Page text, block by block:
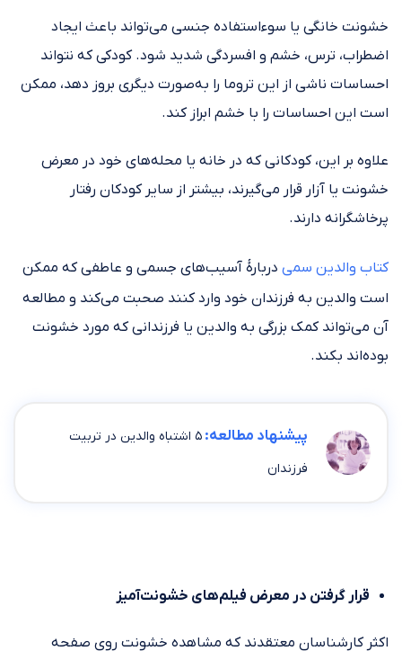
خشونت خانگی یا سوء‌استفاده جنسی می‌تواند باعث ایجاد
اضطراب، ترس، خشم و افسردگی شدید شود. کودکی که نتواند
احساسات ناشی از این تروما را به‌صورت دیگری بروز دهد، ممکن
است این احساسات را با خشم ابراز کند.
علاوه بر این، کودکانی که در خانه یا محله‌های خود در معرض
خشونت یا آزار قرار می‌گیرند، بیشتر از سایر کودکان رفتار
پرخاشگرانه دارند.
کتاب والدین سمی دربارهٔ آسیب‌های جسمی و عاطفی که ممکن
است والدین به فرزندان خود وارد کنند صحبت می‌کند و مطالعه
آن می‌تواند کمک بزرگی به والدین یا فرزندانی که مورد خشونت
بوده‌اند بکند.
پیشنهاد مطالعه:
۵ اشتباه والدین در تربیت
فرزندان
قرار گرفتن در معرض فیلم‌های خشونت‌آمیز
اکثر کارشناسان معتقدند که مشاهده خشونت روی صفحه